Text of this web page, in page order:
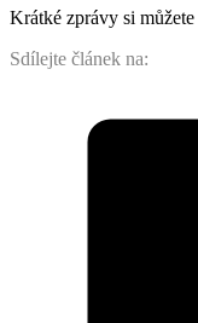
Krátké zprávy si můžete
Sdílejte článek na: